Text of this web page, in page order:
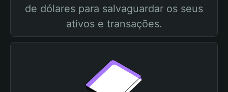
de dólares para salvaguardar os seus
ativos e transações.